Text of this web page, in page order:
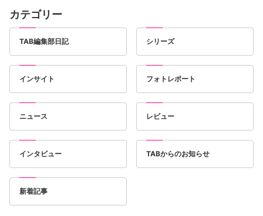
カテゴリー
TAB編集部日記 シリーズ
インサイト フォトレポート
ニュース レビュー
インタビュー TABからのお知らせ
新着記事